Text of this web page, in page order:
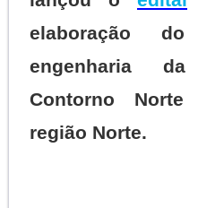
elaboração
engenharia
Contorno
região Norte.